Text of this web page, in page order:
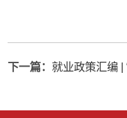
下一篇：就业政策汇编 |